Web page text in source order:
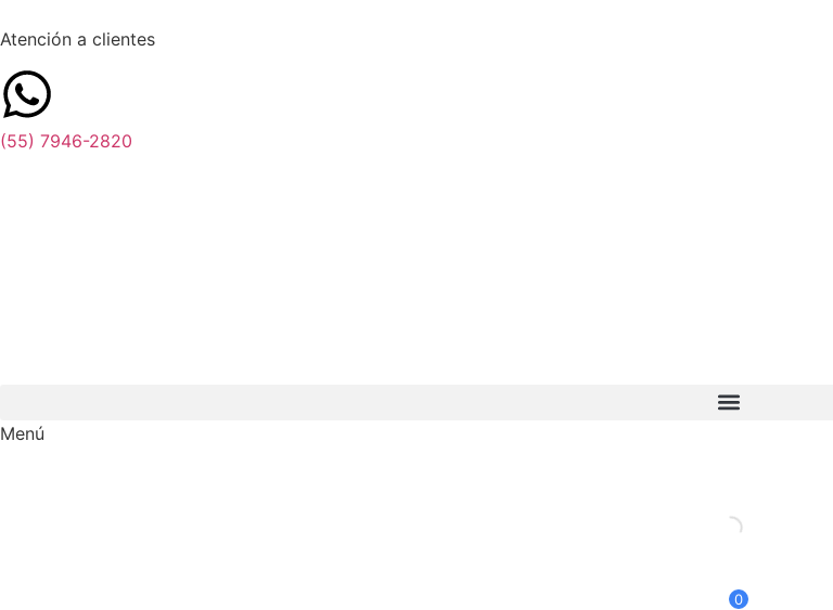
Atención a clientes
(55) 7946-2820
Menú
0